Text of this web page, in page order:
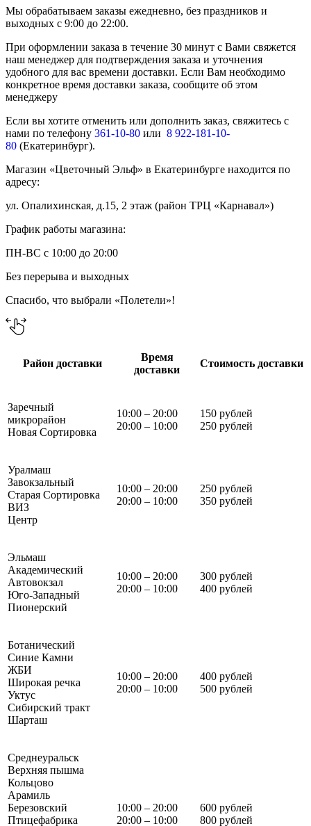
Мы обрабатываем заказы ежедневно, без праздников и
выходных с 9:00 до 22:00.
При оформлении заказа в течение 30 минут с Вами свяжется
наш менеджер для подтверждения заказа и уточнения
удобного для вас времени доставки. Если Вам необходимо
конкретное время доставки заказа, сообщите об этом
менеджеру
Если вы хотите отменить или дополнить заказ, свяжитесь с
нами по телефону 361-10-80 или 8 922-181-10-
80 (Екатеринбург).
Магазин «Цветочный Эльф» в Екатеринбурге находится по
адресу:
ул. Опалихинская, д.15, 2 этаж (район ТРЦ «Карнавал»)
График работы магазина:
ПН-ВС с 10:00 до 20:00
Без перерыва и выходных
Спасибо, что выбрали «Полетели»!
Район доставки
Время
доставки
Стоимость доставки
Заречный
микрорайон
Новая Сортировка
10:00 – 20:00
20:00 – 10:00
150 рублей
250 рублей
Уралмаш
Завокзальный
Старая Сортировка
ВИЗ
Центр
10:00 – 20:00
20:00 – 10:00
250 рублей
350 рублей
Эльмаш
Академический
Автовокзал
Юго-Западный
Пионерский
10:00 – 20:00
20:00 – 10:00
300 рублей
400 рублей
Ботанический
Синие Камни
ЖБИ
Широкая речка
Уктус
Сибирский тракт
Шарташ
10:00 – 20:00
20:00 – 10:00
400 рублей
500 рублей
Среднеуральск
Верхняя пышма
Кольцово
Арамиль
Березовский
Птицефабрика
10:00 – 20:00
20:00 – 10:00
600 рублей
800 рублей